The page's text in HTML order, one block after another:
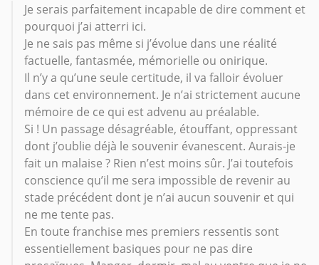
Je serais parfaitement incapable de dire comment et
pourquoi j’ai atterri ici.
Je ne sais pas même si j’évolue dans une réalité
factuelle, fantasmée, mémorielle ou onirique.
Il n’y a qu’une seule certitude, il va falloir évoluer
dans cet environnement. Je n’ai strictement aucune
mémoire de ce qui est advenu au préalable.
Si ! Un passage désagréable, étouffant, oppressant
dont j’oublie déjà le souvenir évanescent. Aurais-je
fait un malaise ? Rien n’est moins sûr. J’ai toutefois
conscience qu’il me sera impossible de revenir au
stade précédent dont je n’ai aucun souvenir et qui
ne me tente pas.
En toute franchise mes premiers ressentis sont
essentiellement basiques pour ne pas dire